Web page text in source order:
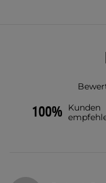
100%
Kunden